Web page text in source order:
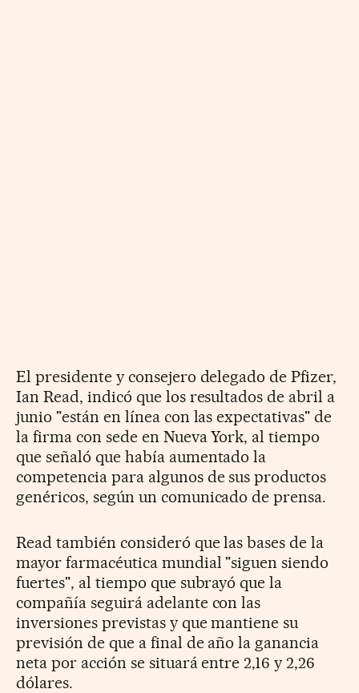
El presidente y consejero delegado de Pfizer,
Ian Read, indicó que los resultados de abril a
junio "están en línea con las expectativas" de
la firma con sede en Nueva York, al tiempo
que señaló que había aumentado la
competencia para algunos de sus productos
genéricos, según un comunicado de prensa.
Read también consideró que las bases de la
mayor farmacéutica mundial "siguen siendo
fuertes", al tiempo que subrayó que la
compañía seguirá adelante con las
inversiones previstas y que mantiene su
previsión de que a final de año la ganancia
neta por acción se situará entre 2,16 y 2,26
dólares.